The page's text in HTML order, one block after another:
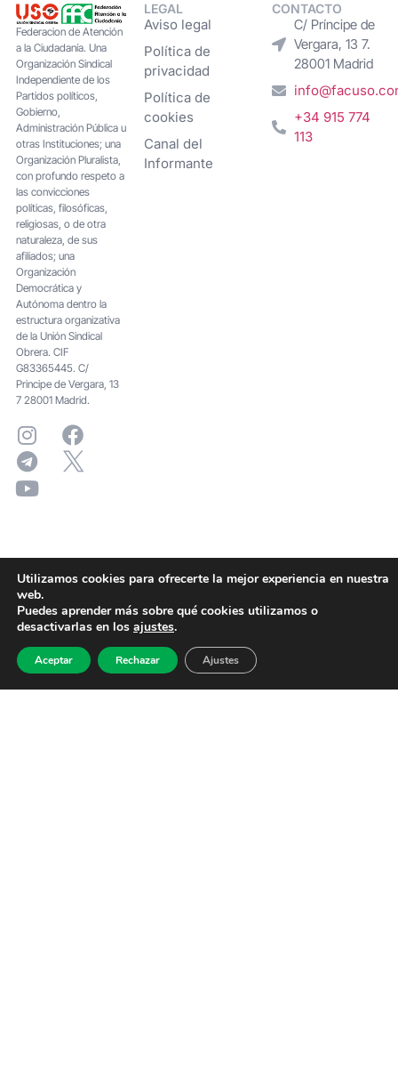
Federacion de Atención
a la Ciudadanía. Una
Organización Sindical
Independiente de los
Partidos políticos,
Gobierno,
Administración Pública u
otras Instituciones; una
Organización Pluralista,
con profundo respeto a
las convicciones
políticas, filosóficas,
religiosas, o de otra
naturaleza, de sus
afiliados; una
Organización
Democrática y
Autónoma dentro la
estructura organizativa
de la Unión Sindical
Obrera. CIF
G83365445. C/
Principe de Vergara, 13
7 28001 Madrid.
LEGAL
Aviso legal
Política de
privacidad
Política de
cookies
Canal del
Informante
CONTACTO
C/ Príncipe de
Vergara, 13 7.
28001 Madrid
+34 915 774
113
Utilizamos cookies para ofrecerte la mejor experiencia en nuestra
web.
Puedes aprender más sobre qué cookies utilizamos o
desactivarlas en los ajustes.
Aceptar Rechazar Ajustes